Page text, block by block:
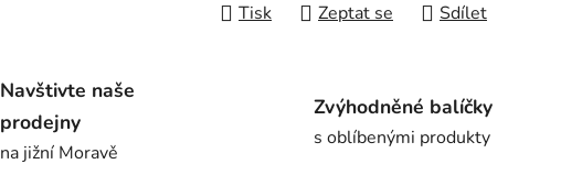
Tisk Zeptat se Sdílet
Navštivte naše
prodejny
na jižní Moravě
Zvýhodněné balíčky
s oblíbenými produkty